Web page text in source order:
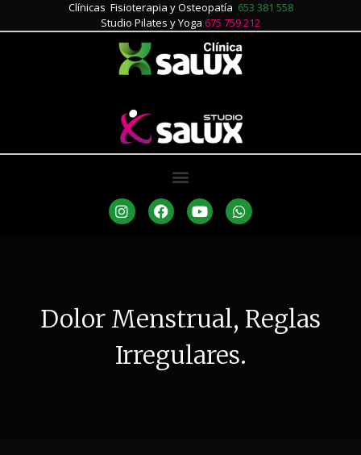
Clínicas Fisioterapia y Osteopatía 653 381 558
Studio Pilates y Yoga 675 759 212
Dolor Menstrual, Reglas
Irregulares.